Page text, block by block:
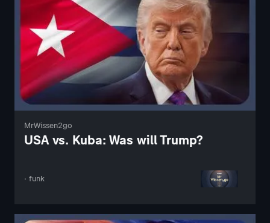
MrWissen2go
USA vs. Kuba: Was will Trump?
· funk